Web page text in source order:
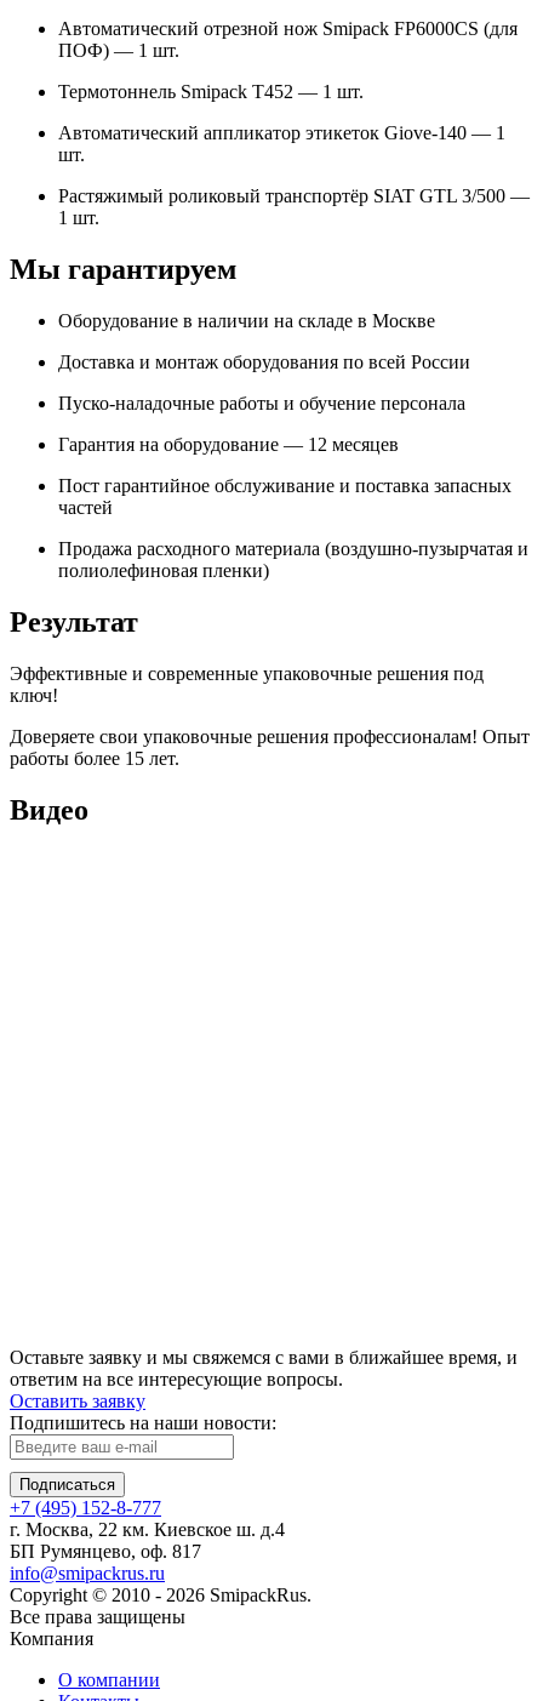
Автоматический отрезной нож Smipack FP6000CS (для
ПОФ) — 1 шт.
Термотоннель Smipack T452 — 1 шт.
Автоматический аппликатор этикеток Giove-140 — 1
шт.
Растяжимый роликовый транспортёр SIAT GTL 3/500 —
1 шт.
Мы гарантируем
Оборудование в наличии на складе в Москве
Доставка и монтаж оборудования по всей России
Пуско-наладочные работы и обучение персонала
Гарантия на оборудование — 12 месяцев
Пост гарантийное обслуживание и поставка запасных
частей
Продажа расходного материала (воздушно-пузырчатая и
полиолефиновая пленки)
Результат
Эффективные и современные упаковочные решения под
ключ!
Доверяете свои упаковочные решения профессионалам! Опыт
работы более 15 лет.
Видео
Оставьте заявку и мы свяжемся с вами в ближайшее время, и
ответим на все интересующие вопросы.
Оставить заявку
Подпишитесь на наши новости:
Подписаться
+7 (495) 152-8-777
г. Москва, 22 км. Киевское ш. д.4
БП Румянцево, оф. 817
info@smipackrus.ru
Copyright © 2010 - 2026 SmipackRus.
Все права защищены
Компания
О компании